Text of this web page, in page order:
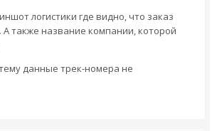
логистики где видно, что заказ
А также название компании, которой
данные трек-номера не